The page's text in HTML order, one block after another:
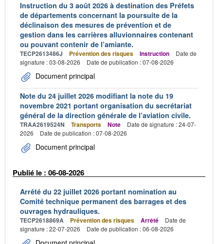
Instruction du 3 août 2026 à destination des Préfets
de départements concernant la poursuite de la
déclinaison des mesures de prévention et de
gestion dans les carrières alluvionnaires contenant
ou pouvant contenir de l’amiante.
TECP2613486J Prévention des risques Instruction
Date de
signature : 03-08-2026
Date de publication : 07-08-2026
Document principal
Note du 24 juillet 2026 modifiant la note du 19
novembre 2021 portant organisation du secrétariat
général de la direction générale de l’aviation civile.
TRAA2619524N Transports Note
Date de signature : 24-07-
2026
Date de publication : 07-08-2026
Document principal
Publié le : 06-08-2026
Arrêté du 22 juillet 2026 portant nomination au
Comité technique permanent des barrages et des
ouvrages hydrauliques.
TECP2618869A Prévention des risques Arrêté
Date de
signature : 22-07-2026
Date de publication : 06-08-2026